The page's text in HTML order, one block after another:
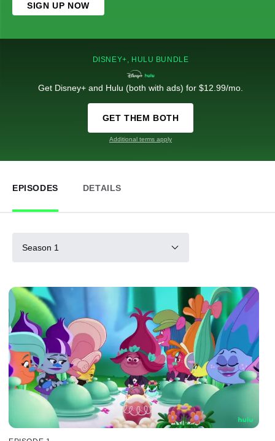
SIGN UP NOW
DISNEY+, HULU BUNDLE
Get Disney+ and Hulu (both with ads) for $12.99/mo.
GET THEM BOTH
Additional terms apply
EPISODES DETAILS
Season 1